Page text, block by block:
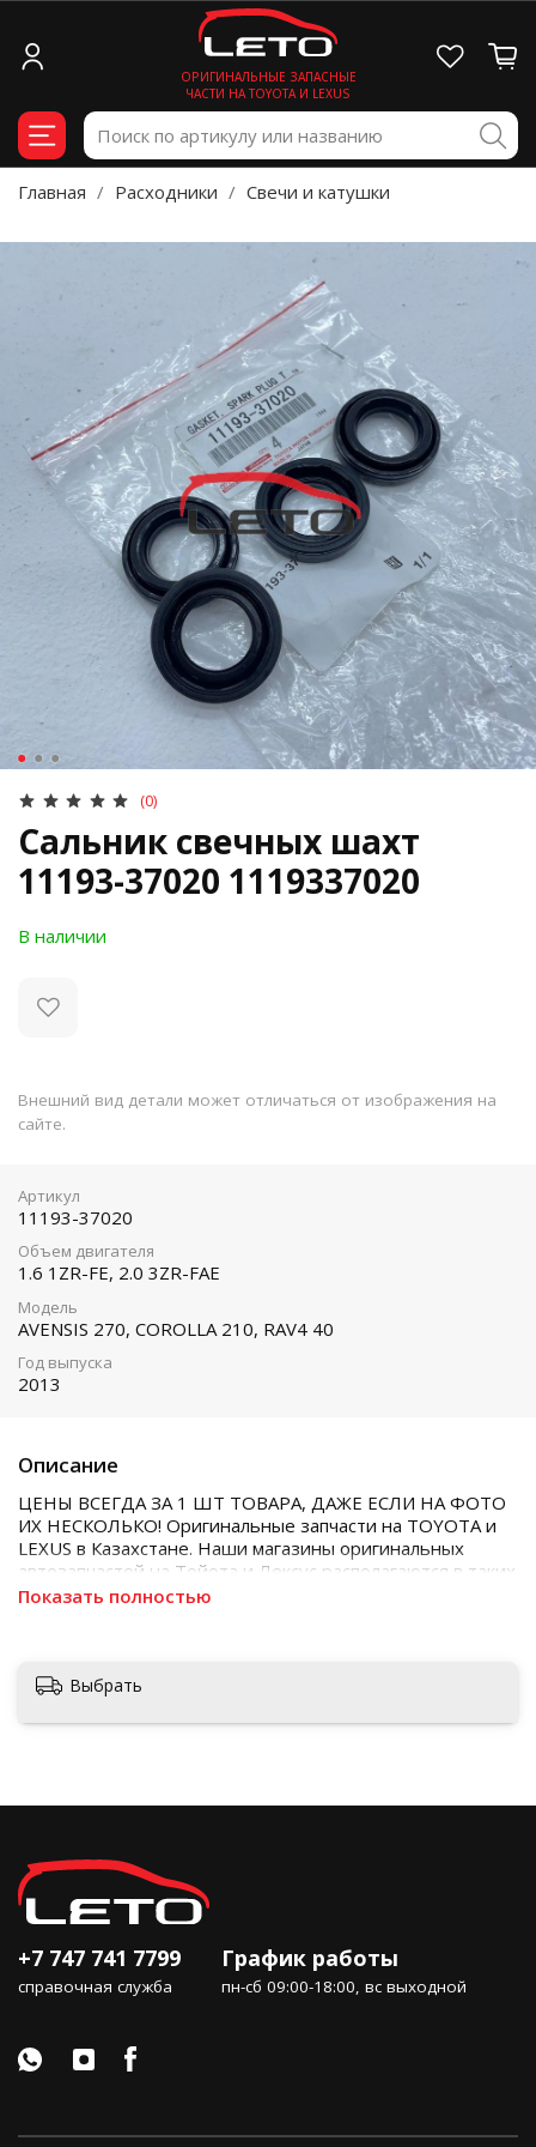
ОРИГИНАЛЬНЫЕ ЗАПАСНЫЕ
ЧАСТИ НА TOYOTA И LEXUS
Главная Расходники Свечи и катушки
(0)
Сальник свечных шахт
11193-37020 1119337020
В наличии
Внешний вид детали может отличаться от изображения на
сайте.
Описание
ЦЕНЫ ВСЕГДА ЗА 1 ШТ ТОВАРА, ДАЖЕ ЕСЛИ НА ФОТО
ИХ НЕСКОЛЬКО! Оригинальные запчасти на TOYOTA и
LEXUS в Казахстане. Наши магазины оригинальных
автозапчастей на Тойота и Лексус располагаются в таких
городах как Алматы, Астана, Шымкент, Кызылорда и
Показать полностью
Артикул
11193-37020
Объем двигателя
1.6 1ZR-FE, 2.0 3ZR-FAE
Модель
AVENSIS 270, COROLLA 210, RAV4 40
Год выпуска
2013
Выбрать
+7 747 741 7799
справочная служба
График работы
пн-сб 09:00-18:00, вс выходной